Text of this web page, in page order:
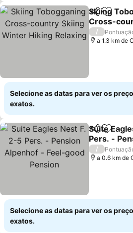
Partilhar
Skiing
Cross-
Winter
/
a 1.3 km de
Selecione as datas para ver os
exatos.
Partilhar
Suite
Pers. -
- Feel-
/
a 0.6 km de
Selecione as datas para ver os
exatos.